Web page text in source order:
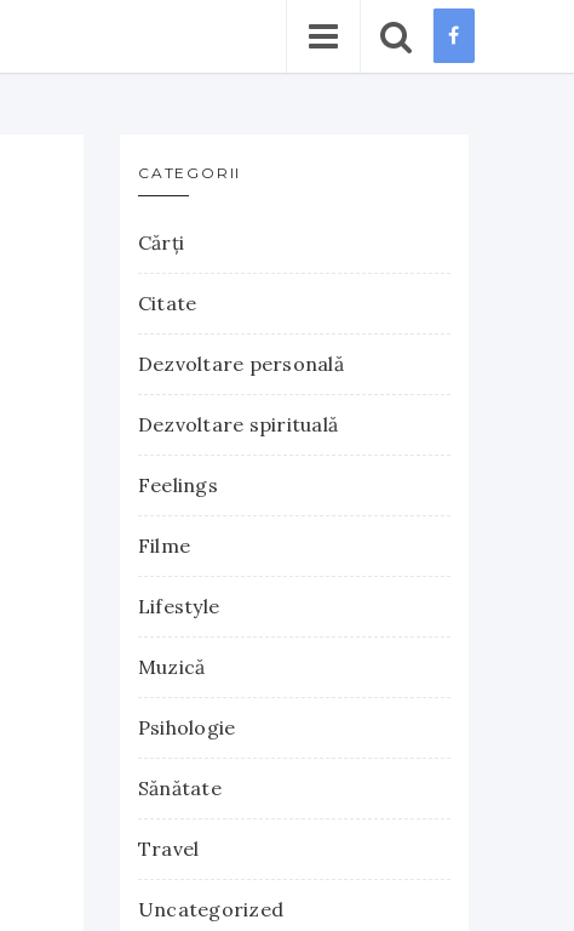
CATEGORII
Cărţi
Citate
Dezvoltare personală
Dezvoltare spirituală
Feelings
Filme
Lifestyle
Muzică
Psihologie
Sănătate
Travel
Uncategorized